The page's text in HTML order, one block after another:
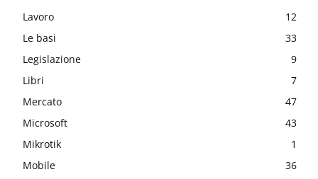
Lavoro
12
Le basi
33
Legislazione
9
Libri
7
Mercato
47
Microsoft
43
Mikrotik
1
Mobile
36